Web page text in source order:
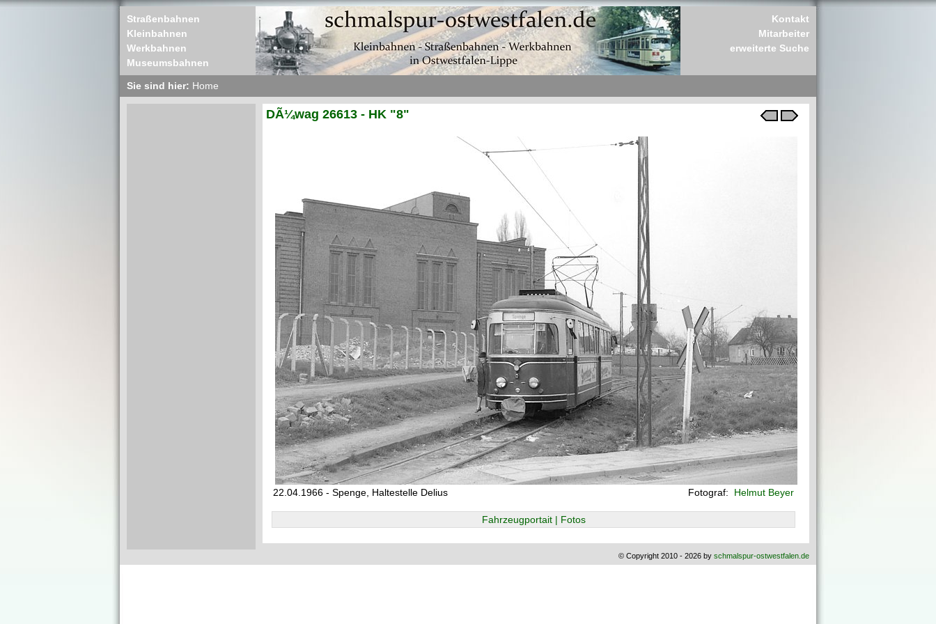
Straßenbahnen
Kleinbahnen
Werkbahnen
Museumsbahnen
Kontakt
Mitarbeiter
erweiterte Suche
Sie sind hier: Home
DÃ¼wag 26613 - HK "8"
22.04.1966 - Spenge, Haltestelle Delius Fotograf: Helmut Beyer
Fahrzeugportait | Fotos
© Copyright 2010 - 2026 by schmalspur-ostwestfalen.de